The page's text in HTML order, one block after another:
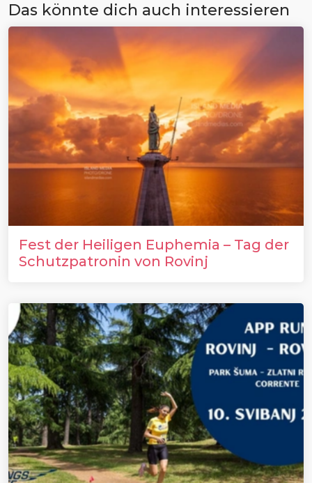
Das könnte dich auch interessieren
Fest der Heiligen Euphemia – Tag der
Schutzpatronin von Rovinj